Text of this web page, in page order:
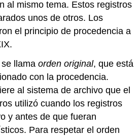
al mismo tema. Estos registros
unos de otros. Los
el principio de procedencia a
se llamaorden original, que está
con la procedencia.
al sistema de archivo que el
utilizó cuando los registros
y antes de que fueran
Para respetar el orden